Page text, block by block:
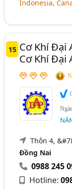
Indonesia,
15 Cơ Khí Đại
Cơ Khí Đại
Thôn 4,
Đồng Nai
0988 245
Hotline: